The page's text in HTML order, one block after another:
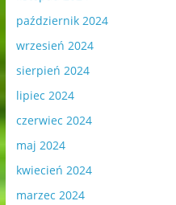
październik 2024
wrzesień 2024
sierpień 2024
lipiec 2024
czerwiec 2024
maj 2024
kwiecień 2024
marzec 2024